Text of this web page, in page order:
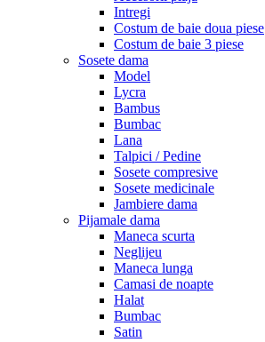
Intregi
Costum de baie doua piese
Costum de baie 3 piese
Sosete dama
Model
Lycra
Bambus
Bumbac
Lana
Talpici / Pedine
Sosete compresive
Sosete medicinale
Jambiere dama
Pijamale dama
Maneca scurta
Neglijeu
Maneca lunga
Camasi de noapte
Halat
Bumbac
Satin